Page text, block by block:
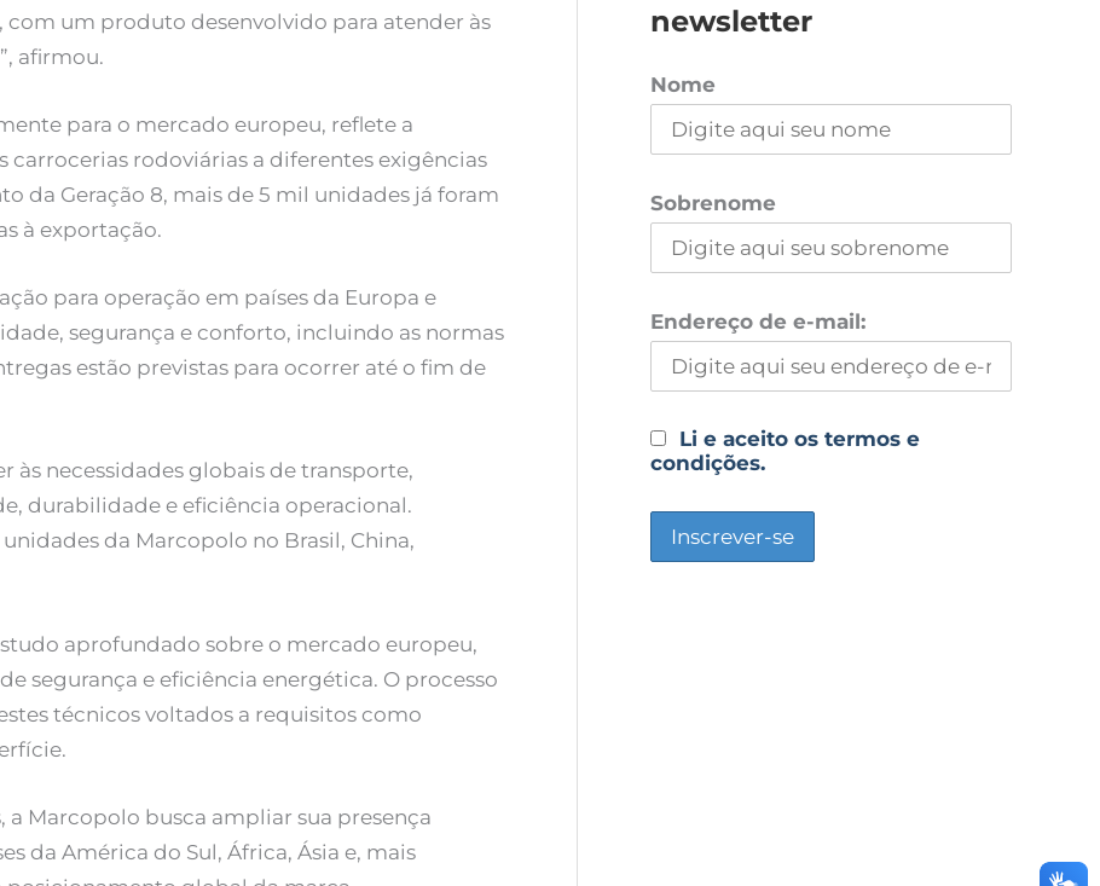
um produto desenvolvido para atender às
afirmou.
para o mercado europeu, reflete a
rodoviárias a diferentes exigências
da Geração 8, mais de 5 mil unidades já foram
à exportação.
para operação em países da Europa e
segurança e conforto, incluindo as normas
estão previstas para ocorrer até o fim de
às necessidades globais de transporte,
durabilidade e eficiência operacional.
da Marcopolo no Brasil, China,
aprofundado sobre o mercado europeu,
segurança e eficiência energética. O processo
técnicos voltados a requisitos como
a Marcopolo busca ampliar sua presença
da América do Sul, África, Ásia e, mais
newsletter
Nome
Sobrenome
Endereço de e-mail:
Li e aceito os termos e
condições.